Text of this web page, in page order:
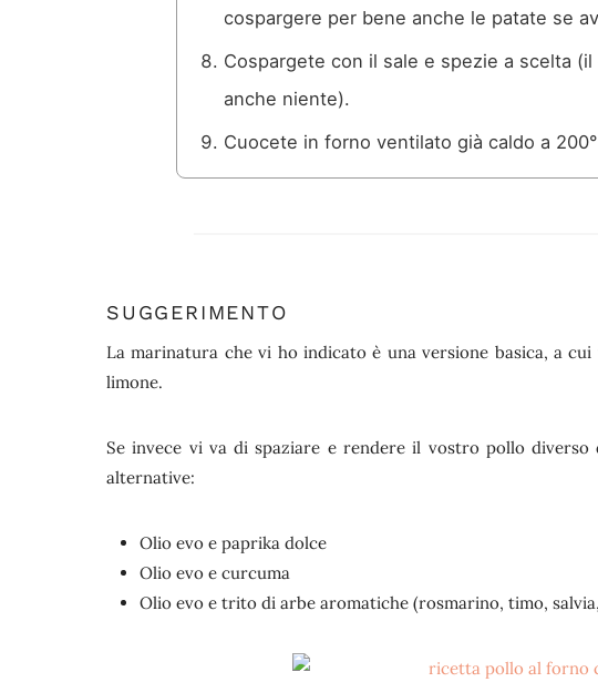
cospargere per bene anche le patate se
Cospargete con il sale e spezie a scelta
anche niente).
Cuocete in forno ventilato già caldo a
SUGGERIMENTO
La marinatura che vi ho indicato è una versione basica, a
limone.
Se invece vi va di spaziare e rendere il vostro pollo
alternative:
Olio evo e paprika dolce
Olio evo e curcuma
Olio evo e trito di arbe aromatiche (rosmarino, timo,